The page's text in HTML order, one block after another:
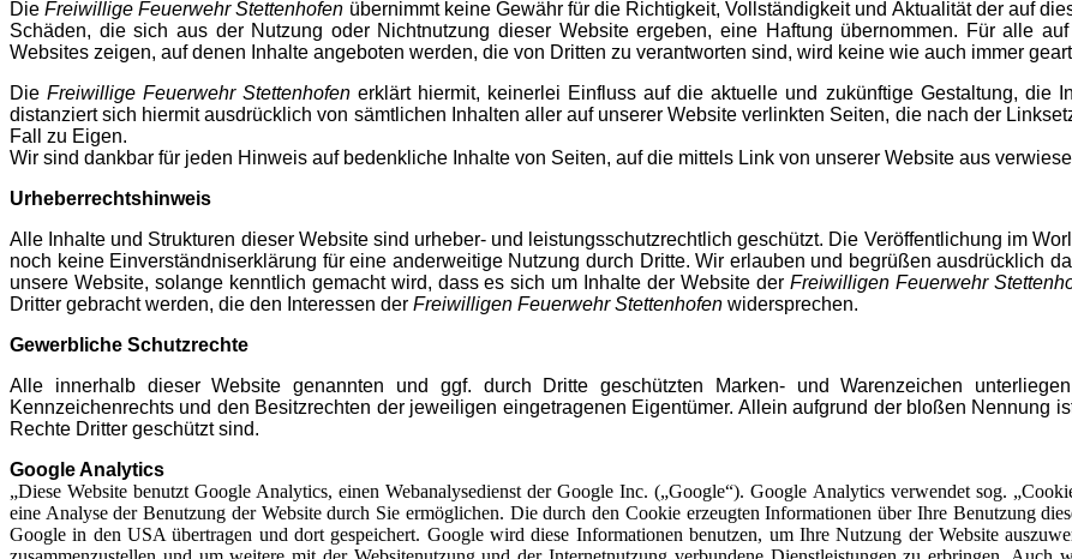
DieFreiwillige Feuerwehr Stettenhofen übernimmt keine Gewähr für die Richtigkeit, Vollständigkeit und Aktualität der auf
Schäden, die sich aus der Nutzung oder Nichtnutzung dieser Website ergeben, eine Haftung übernommen. Für alle
Websites zeigen, auf denen Inhalte angeboten werden, die von Dritten zu verantworten sind, wird keine wie auch immer
DieFreiwillige Feuerwehr Stettenhofen erklärt hiermit, keinerlei Einfluss auf die aktuelle und zukünftige Gestaltung, die
distanziert sich hiermit ausdrücklich von sämtlichen Inhalten aller auf unserer Website verlinkten Seiten, die nach der
Fall zu Eigen.
Wir sind dankbar für jeden Hinweis auf bedenkliche Inhalte von Seiten, auf die mittels Link von unserer Website aus
Urheberrechtshinweis
Alle Inhalte und Strukturen dieser Website sind urheber- und leistungsschutzrechtlich geschützt. Die Veröffentlichung im
noch keine Einverständniserklärung für eine anderweitige Nutzung durch Dritte. Wir erlauben und begrüßen ausdrücklich
unsere Website, solange kenntlich gemacht wird, dass es sich um Inhalte der Website der Freiwilligen Feuerwehr
Dritter gebracht werden, die den Interessen der Freiwilligen Feuerwehr Stettenhofen widersprechen.
Gewerbliche Schutzrechte
Alle innerhalb dieser Website genannten und ggf. durch Dritte geschützten Marken- und Warenzeichen
Kennzeichenrechts und den Besitzrechten der jeweiligen eingetragenen Eigentümer. Allein aufgrund der bloßen Nennung
Rechte Dritter geschützt sind.
Google Analytics
„Diese Website benutzt Google Analytics, einen Webanalysedienst der Google Inc. („Google“). Google Analytics verwendet sog.
eine Analyse der Benutzung der Website durch Sie ermöglichen. Die durch den Cookie erzeugten Informationen über Ihre Benutzung
Google in den USA übertragen und dort gespeichert. Google wird diese Informationen benutzen, um Ihre Nutzung der Website